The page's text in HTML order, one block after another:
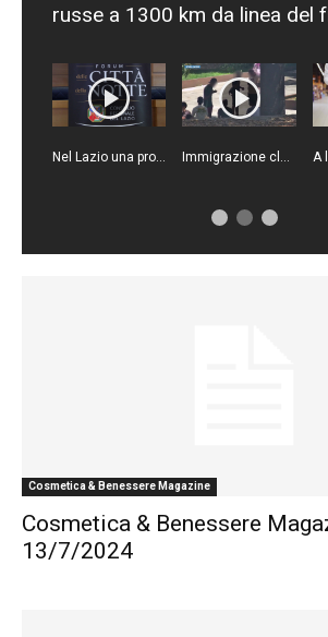
russe a 1300 km da linea del
Nel Lazio una proposta di legge per rafforzare la sicurezza Immigrazione clandestina, sgominata rete criminale tra Algeria, Italia e Francia
Cosmetica & Benessere Magazine
Cosmetica & Benessere
13/7/2024